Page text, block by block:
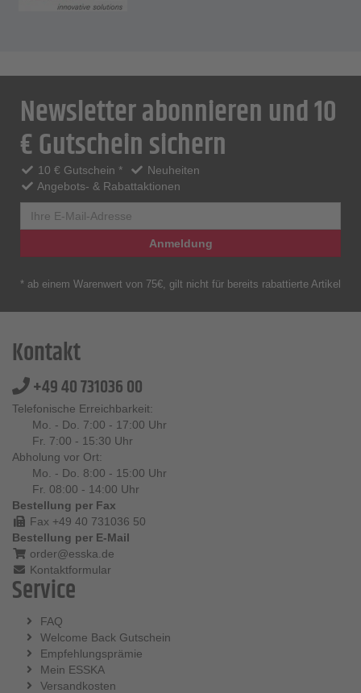
Newsletter abonnieren und 10
€ Gutschein sichern
10 € Gutschein *
Neuheiten
Angebots- & Rabattaktionen
Anmeldung
* ab einem Warenwert von 75€, gilt nicht für bereits rabattierte Artikel
Kontakt
+49 40 731036 00
Telefonische Erreichbarkeit:
Mo. - Do. 7:00 - 17:00 Uhr
Fr. 7:00 - 15:30 Uhr
Abholung vor Ort:
Mo. - Do. 8:00 - 15:00 Uhr
Fr. 08:00 - 14:00 Uhr
Bestellung per Fax
Fax +49 40 731036 50
Bestellung per E-Mail
order@esska.de
Kontaktformular
Service
FAQ
Welcome Back Gutschein
Empfehlungsprämie
Mein ESSKA
Versandkosten